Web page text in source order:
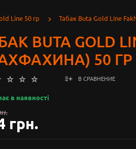
Line 50 гр Табак Buta Gold Line
BUTA GOLD
50 ГР
В СРАВНЕНИЕ
в наявності
грн.